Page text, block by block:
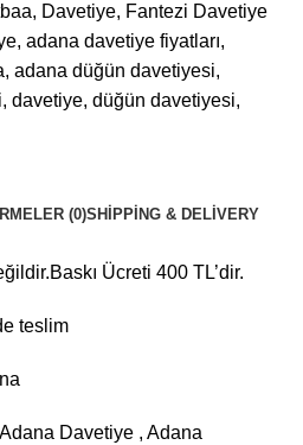
, Davetiye, Fantezi Davetiye
, adana davetiye fiyatları,
, adana düğün davetiyesi,
, davetiye, düğün davetiyesi,
(0)SHIPPING & DELIVERY
Ücreti 400 TL’dir.
teslim
Davetiye , Adana